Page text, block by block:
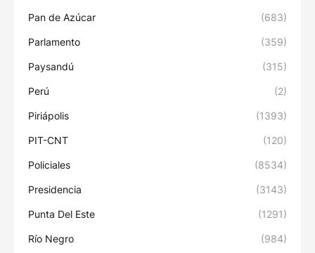
Pan de Azúcar (683)
Parlamento (359)
Paysandú (315)
Perú (2)
Piriápolis (1393)
PIT-CNT (120)
Policiales (8534)
Presidencia (3143)
Punta Del Este (1291)
Río Negro (984)